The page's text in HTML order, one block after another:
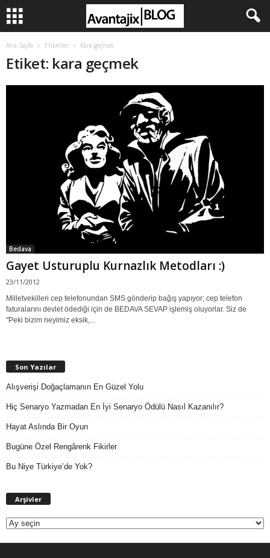
Ana Sayfa Etiketler Kara geçmek
Etiket: kara geçmek
Bedava
Gayet Usturuplu Kurnazlık Metodları :)
23/11/2012
Milletvekilleri cep telefonundan SMS gönderip bağış yapıyor; cep telefon
faturalarını devlet ödediği için de BEDAVA SEVAP işlemiş oluyorlar. Siz de
"Peki bizim neyimiz eksik,...
Son Yazılar
Alışverişi Doğaçlamanın En Güzel Yolu
Hiç Senaryo Yazmadan En İyi Senaryo Ödülü Nasıl Kazanılır?
Hayat Aslında Bir Oyun
Bugüne Özel Rengârenk Fikirler
Bu Niye Türkiye’de Yok?
Arşivler